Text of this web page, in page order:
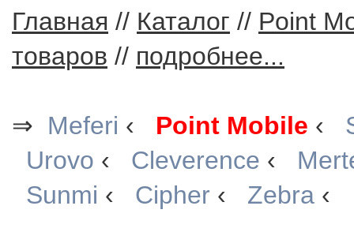
Главная // Каталог // Point
товаров // подробнее...
⇒ Meferi ‹ Point Mobile ‹
Urovo ‹ Cleverence ‹
Sunmi ‹ Cipher ‹ Zebra ‹